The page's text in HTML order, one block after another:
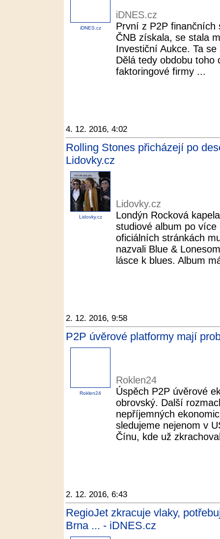
iDNES.cz
iDNES.cz
První z P2P finančních
ČNB získala, se stala
Investiční Aukce. Ta
Dělá tedy obdobu toho
faktoringové firmy ...
4. 12. 2016, 4:02
Rolling Stones přicházejí po
Lidovky.cz
Lidovky.cz
Lidovky.cz
Londýn Rocková
studiové album po
oficiálních stránkách
nazvali Blue &
lásce k blues. Album
2. 12. 2016, 9:58
P2P úvěrové platformy mají
Roklen24
Roklen24
Úspěch P2P úvěrové
obrovský. Další
nepříjemných
sledujeme nejenom v
Čínu, kde už
2. 12. 2016, 6:43
RegioJet zkracuje vlaky,
Brna ... - iDNES.cz